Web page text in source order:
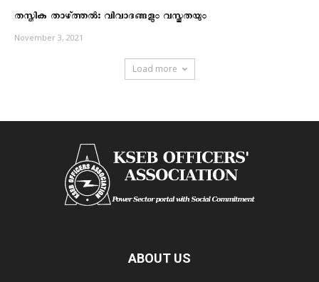
തസ്തിക താഴ്‌ത്തല്‍: വിവാദങ്ങളും വസ്തുതയും
November 3, 2021
Load more
ABOUT US